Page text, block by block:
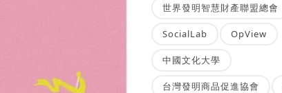
世界發明智慧財產聯盟總會
SocialLab OpView
中國文化大學
台灣發明商品促進協會